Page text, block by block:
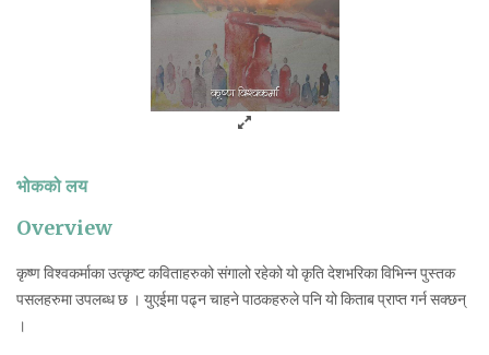
भोकको लय
Overview
कृष्ण विश्वकर्माका उत्कृष्ट कविताहरुको संगालो रहेको यो कृति देशभरिका विभिन्न पुस्तक
पसलहरुमा उपलब्ध छ । युएईमा पढ्न चाहने पाठकहरुले पनि यो किताब प्राप्त गर्न सक्छन्
।